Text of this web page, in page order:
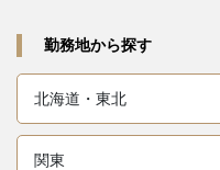
勤務地から探す
北海道・東北
関東